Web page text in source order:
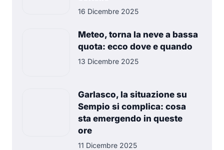
16 Dicembre 2025
Meteo, torna la neve a bassa
quota: ecco dove e quando
13 Dicembre 2025
Garlasco, la situazione su
Sempio si complica: cosa
sta emergendo in queste
ore
11 Dicembre 2025